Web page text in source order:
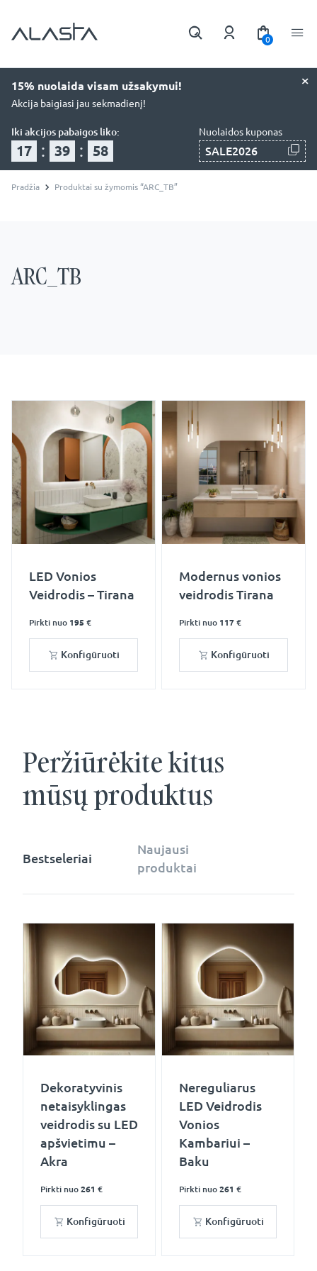
0
×
15% nuolaida visam užsakymui!
Akcija baigiasi jau sekmadienį!
Iki akcijos pabaigos liko:
17 : 39 : 57
Nuolaidos kuponas
SALE2026
Pradžia Produktai su žymomis “ARC_TB”
ARC_TB
LED Vonios
Veidrodis – Tirana
Pirkti nuo 195 €
Konfigūruoti
Modernus vonios
veidrodis Tirana
Pirkti nuo 117 €
Konfigūruoti
Peržiūrėkite kitus
mūsų produktus
Bestseleriai
Naujausi
produktai
Dekoratyvinis
netaisyklingas
veidrodis su LED
apšvietimu –
Akra
Pirkti nuo 261 €
Konfigūruoti
Nereguliarus
LED Veidrodis
Vonios
Kambariui –
Baku
Pirkti nuo 261 €
Konfigūruoti